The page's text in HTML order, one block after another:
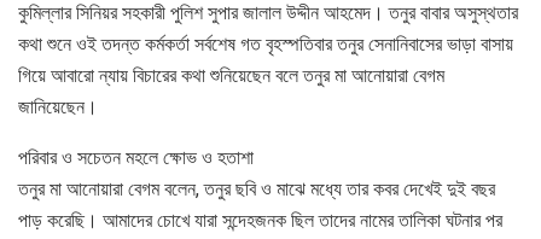
কুমিল্লার সিনিয়র সহকারী পুলিশ সুপার জালাল উদ্দীন আহমেদ। তনুর বাবার অসুস্থতার
কথা শুনে ওই তদন্ত কর্মকর্তা সর্বশেষ গত বৃহস্পতিবার তনুর সেনানিবাসের ভাড়া বাসায়
গিয়ে আবারো ন্যায় বিচারের কথা শুনিয়েছেন বলে তনুর মা আনোয়ারা বেগম
জানিয়েছেন।
পরিবার ও সচেতন মহলে ক্ষোভ ও হতাশা
তনুর মা আনোয়ারা বেগম বলেন, তনুর ছবি ও মাঝে মধ্যে তার কবর দেখেই দুই বছর
পাড় করেছি। আমাদের চোখে যারা সন্দেহজনক ছিল তাদের নামের তালিকা ঘটনার পর